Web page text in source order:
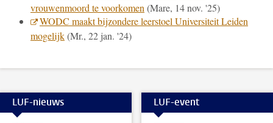
vrouwenmoord te voorkomen (Mare, 14 nov. '25)
WODC maakt bijzondere leerstoel Universiteit Leiden
mogelijk(Mr., 22 jan. '24)
LUF-nieuws LUF-event